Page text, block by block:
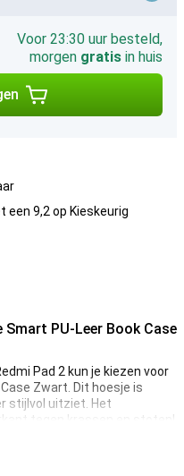
Voor 23:30 uur besteld,
morgen gratis in huis
een 9,2 op Kieskeurig
PU-Leer Book Case
Pad 2 kun je kiezen voor
Zwart. Dit hoesje is
stijlvol uitziet. Het
tegen krassen en stoten!